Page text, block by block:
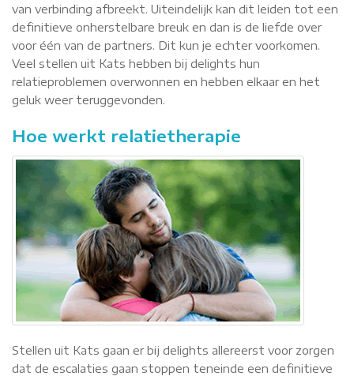
van verbinding afbreekt. Uiteindelijk kan dit leiden tot een
definitieve onherstelbare breuk en dan is de liefde over
voor één van de partners. Dit kun je echter voorkomen.
Veel stellen uit Kats hebben bij delights hun
relatieproblemen overwonnen en hebben elkaar en het
geluk weer teruggevonden.
Hoe werkt relatietherapie
Stellen uit Kats gaan er bij delights allereerst voor zorgen
dat de escalaties gaan stoppen teneinde een definitieve